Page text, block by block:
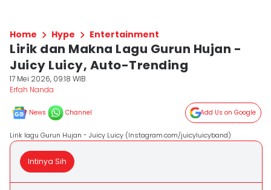
Home Hype Entertainment
Lirik dan Makna Lagu Gurun Hujan -
Juicy Luicy, Auto-Trending
17 Mei 2026, 09:18 WIB
Erfah Nanda
News Channel Add Us on Google
Lirik lagu Gurun Hujan - Juicy Luicy (Instagram.com/juicyluicyband)
Intinya Sih